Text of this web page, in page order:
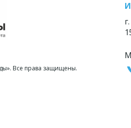
Все права защищены.